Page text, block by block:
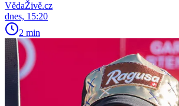
VědaŽivě.cz
dnes, 15:20
2 min